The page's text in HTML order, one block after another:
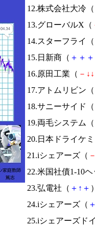
12.株式会社大冷（
13.グローバルX（
14.スターフライ（
15.日新商（ ＋ ＋ ＋
16.原田工業（ － ↓ ↓
17.アトムリビン（
18.サニーサイド（
19.両毛システム（
20.日本ドライケ
21.iシェアーズ（
22.米国社債1-10
23.弘電社（ ＋ ↑ ＋
24.iシェアーズ（
25.iシェアーズド